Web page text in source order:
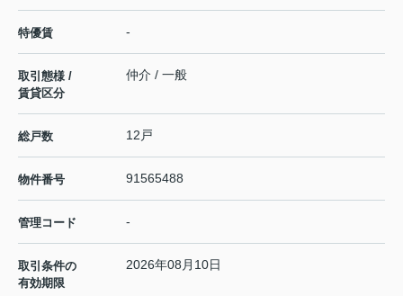
特優賃 -
取引態様 /
賃貸区分
仲介 / 一般
総戸数 12戸
物件番号 91565488
管理コード -
取引条件の
有効期限
2026年08月10日